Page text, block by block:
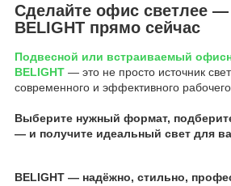
Сделайте офис светлее —
BELIGHT прямо сейчас
Подвесной или встраиваемый
BELIGHT — это не просто источник
современного и эффективного рабочего
Выберите нужный формат,
— и получите идеальный свет для
BELIGHT — надёжно, стильно,